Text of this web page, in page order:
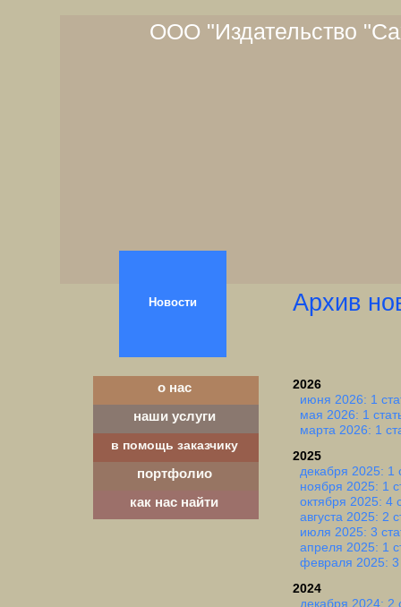
ООО "Издательство
о нас
наши услуги
в помощь заказчику
портфолио
как нас найти
Архив
2026
июня 2026: 1
мая 2026: 1
марта 2026: 1
2025
декабря 2025: 1
ноября 2025: 1
октября 2025: 4
августа 2025: 2
июля 2025: 3
апреля 2025: 1
февраля 2025: 3
2024
декабря 2024: 2
Новости